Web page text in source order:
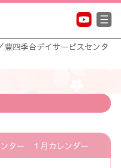
豊四季台デイサービスセンタ
ター １月カレンダー